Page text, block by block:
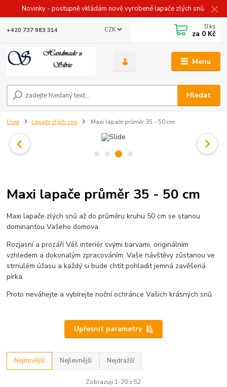
Novinky - postupně vkládám nově vyrobené lapače zlých snů.
Menu
CZK
Hledat
+420 737 983 314 0 ks
za 0 Kč
Úvod Lapače zlých snů Maxi lapače průměr 35 - 50 cm
Maxi lapače průměr 35 - 50 cm
Maxi lapače zlých snů až do průměru kruhu 50 cm se stanou
dominantou Vašeho domova.
Rozjasní a prozáří Váš interiér svými barvami, originálním
vzhledem a dokonalým zpracováním. Vaše návštěvy zůstanou ve
strnulém úžasu a každý si bude chtít pohladit jemná zavěšená
pírka.
Proto neváhejte a vybírejte noční ochránce Vašich krásných snů.
Upřesnit parametry
Nejnovější Nejlevnější Nejdražší
Zobrazuji 1-20 z 52